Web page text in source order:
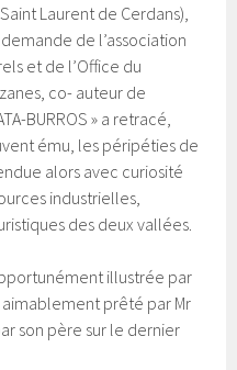
Laurent de Cerdans),
de l’association
et de l’Office du
co- auteur de
BURROS » a retracé,
ému, les péripéties de
alors avec curiosité
industrielles,
des deux vallées.
illustrée par
prêté par Mr
son père sur le dernier